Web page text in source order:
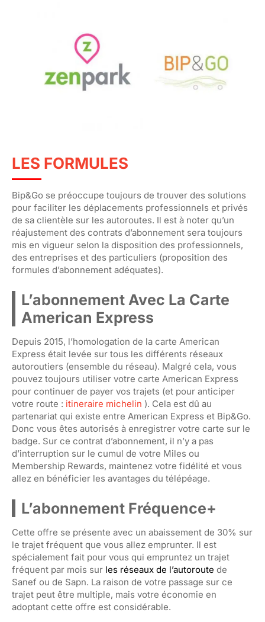
LES FORMULES
Bip&Go se préoccupe toujours de trouver des solutions
pour faciliter les déplacements professionnels et privés
de sa clientèle sur les autoroutes. Il est à noter qu’un
réajustement des contrats d’abonnement sera toujours
mis en vigueur selon la disposition des professionnels,
des entreprises et des particuliers (proposition des
formules d’abonnement adéquates).
L’abonnement Avec La Carte
American Express
Depuis 2015, l’homologation de la carte American
Express était levée sur tous les différents réseaux
autoroutiers (ensemble du réseau). Malgré cela, vous
pouvez toujours utiliser votre carte American Express
pour continuer de payer vos trajets (et pour anticiper
votre route : itineraire michelin ). Cela est dû au
partenariat qui existe entre American Express et Bip&Go.
Donc vous êtes autorisés à enregistrer votre carte sur le
badge. Sur ce contrat d’abonnement, il n’y a pas
d’interruption sur le cumul de votre Miles ou
Membership Rewards, maintenez votre fidélité et vous
allez en bénéficier les avantages du télépéage.
L’abonnement Fréquence+
Cette offre se présente avec un abaissement de 30% sur
le trajet fréquent que vous allez emprunter. Il est
spécialement fait pour vous qui empruntez un trajet
fréquent par mois sur les réseaux de l’autoroute de
Sanef ou de Sapn. La raison de votre passage sur ce
trajet peut être multiple, mais votre économie en
adoptant cette offre est considérable.